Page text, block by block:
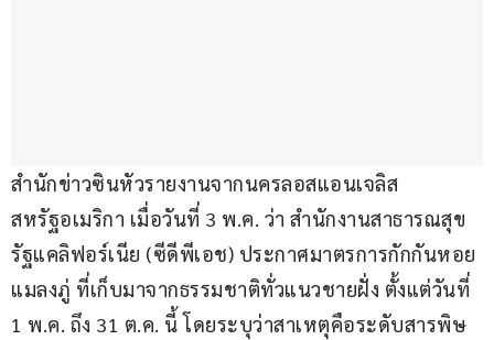
สำนักข่าวซินหัวรายงานจากนครลอสแอนเจลิส
สหรัฐอเมริกา เมื่อวันที่ 3 พ.ค. ว่า สำนักงานสาธารณสุข
รัฐแคลิฟอร์เนีย (ซีดีพีเอช) ประกาศมาตรการกักกันหอย
แมลงภู่ ที่เก็บมาจากธรรมชาติทั่วแนวชายฝั่ง ตั้งแต่วันที่
1 พ.ค. ถึง 31 ต.ค. นี้ โดยระบุว่าสาเหตุคือระดับสารพิษ